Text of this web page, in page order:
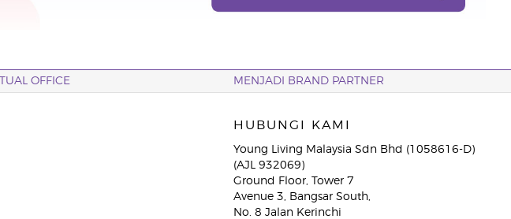
OFFICE MENJADI BRAND PARTNER
HUBUNGI KAMI
Young Living Malaysia Sdn Bhd (1058616-D)
(AJL 932069)
Ground Floor, Tower 7
Avenue 3, Bangsar South,
No. 8 Jalan Kerinchi